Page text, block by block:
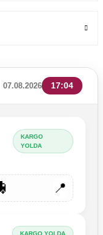
Model
07.08.2026 17:04
KARGO
YOLDA
🚚 📍
KARGO YOLDA